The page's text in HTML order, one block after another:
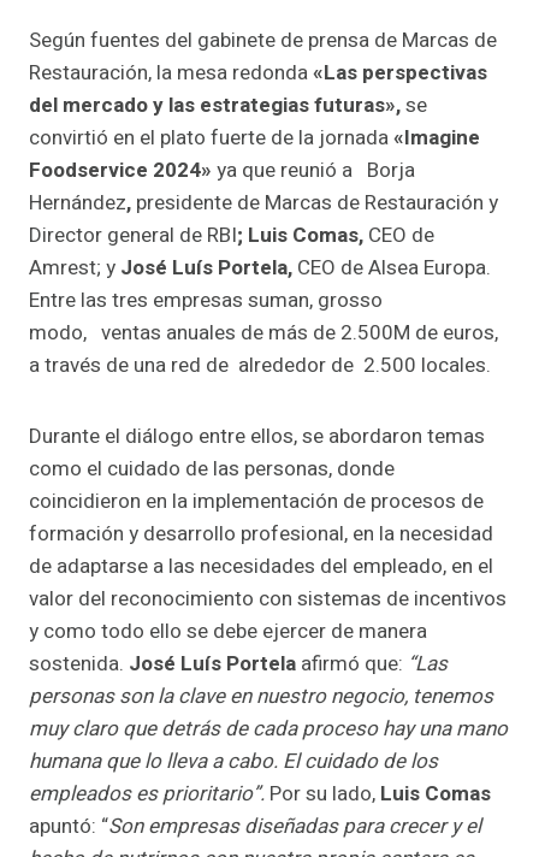
Según fuentes del gabinete de prensa de Marcas de
Restauración, la mesa redonda«Las perspectivas
del mercado y las estrategias futuras»,se
convirtió en el plato fuerte de la jornada«Imagine
Foodservice 2024» ya que reunió a Borja
Hernández, presidente de Marcas de Restauración y
Director general de RBI; Luis Comas, CEO de
Amrest; y José Luís Portela, CEO de Alsea Europa.
Entre las tres empresas suman, grosso
modo, ventas anuales de más de 2.500M de euros,
a través de una red de alrededor de 2.500 locales.
Durante el diálogo entre ellos, se abordaron temas
como el cuidado de las personas, donde
coincidieron en la implementación de procesos de
formación y desarrollo profesional, en la necesidad
de adaptarse a las necesidades del empleado, en el
valor del reconocimiento con sistemas de incentivos
y como todo ello se debe ejercer de manera
sostenida. José Luís Portela afirmó que: “Las
personas son la clave en nuestro negocio, tenemos
muy claro que detrás de cada proceso hay una mano
humana que lo lleva a cabo. El cuidado de los
empleados es prioritario”. Por su lado, Luis Comas
apuntó: “Son empresas diseñadas para crecer y el